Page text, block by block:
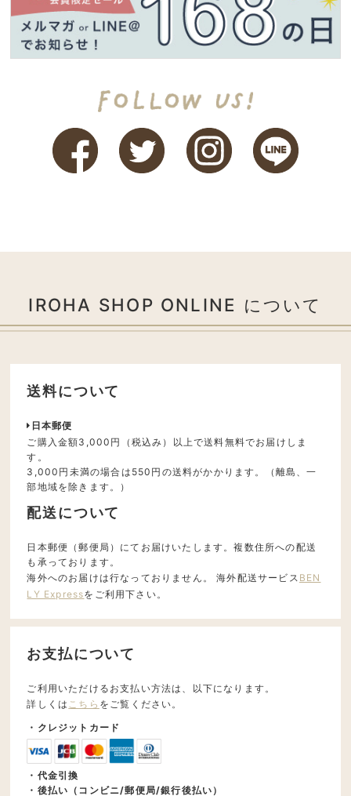
IROHA SHOP ONLINE について
送料について
日本郵便
ご購入金額3,000円（税込み）以上で送料無料でお届けしま
す。
3,000円未満の場合は550円の送料がかかります。（離島、一
部地域を除きます。）
配送について
日本郵便（郵便局）にてお届けいたします。複数住所への配送
も承っております。
海外へのお届けは行なっておりません。 海外配送サービス BEN
LY Expressをご利用下さい。
お支払について
ご利用いただけるお支払い方法は、以下になります。
詳しくは こちら をご覧ください。
・クレジットカード
・代金引換
・後払い（コンビニ/郵便局/銀行後払い）